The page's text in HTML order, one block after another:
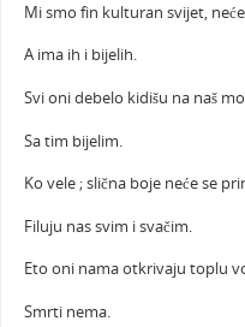
Mi smo fin kulturan svijet,
A ima ih i bijelih.
Svi oni debelo kidišu na naš
Sa tim bijelim.
Ko vele ; slična boje neće se
Filuju nas svim i svačim.
Eto oni nama otkrivaju toplu
Smrti nema.